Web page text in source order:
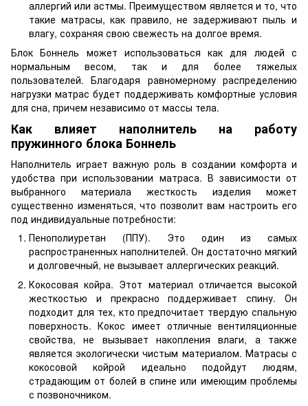
аллергий или астмы. Преимуществом является и то, что
такие матрасы, как правило, не задерживают пыль и
влагу, сохраняя свою свежесть на долгое время.
Блок Боннель может использоваться как для людей с
нормальным весом, так и для более тяжелых
пользователей. Благодаря равномерному распределению
нагрузки матрас будет поддерживать комфортные условия
для сна, причем независимо от массы тела.
Как влияет наполнитель на работу
пружинного блока Боннель
Наполнитель играет важную роль в создании комфорта и
удобства при использовании матраса. В зависимости от
выбранного материала жесткость изделия может
существенно изменяться, что позволит вам настроить его
под индивидуальные потребности:
Пенополиуретан (ППУ). Это один из самых
распространенных наполнителей. Он достаточно мягкий
и долговечный, не вызывает аллергических реакций.
Кокосовая койра. Этот материал отличается высокой
жесткостью и прекрасно поддерживает спину. Он
подходит для тех, кто предпочитает твердую спальную
поверхность. Кокос имеет отличные вентиляционные
свойства, не вызывает накопления влаги, а также
является экологически чистым материалом. Матрасы с
кокосовой койрой идеально подойдут людям,
страдающим от болей в спине или имеющим проблемы
с позвоночником.